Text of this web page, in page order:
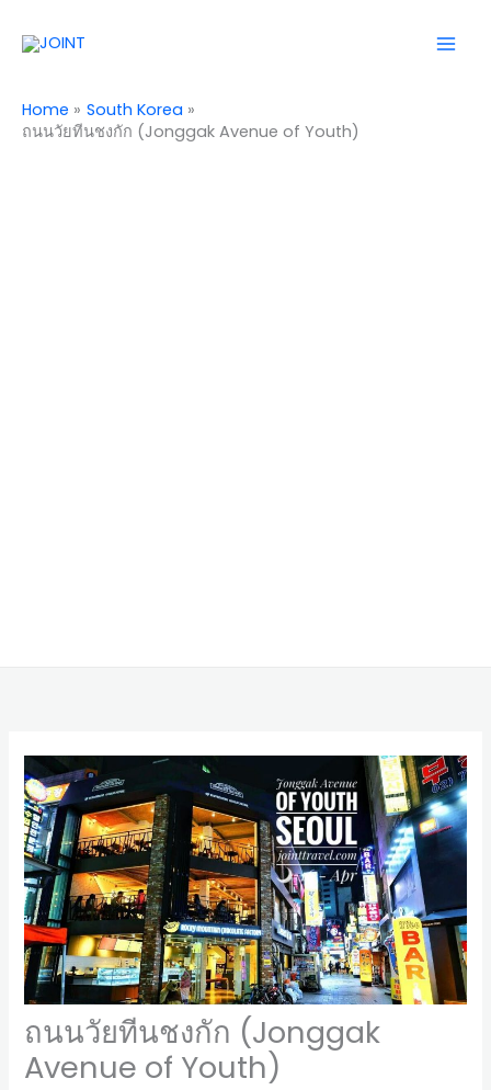
Home
South Korea
ถนนวัยทีนชงกัก (Jonggak Avenue of Youth)
ถนนวัยทีนชงกัก (Jonggak
Avenue of Youth)